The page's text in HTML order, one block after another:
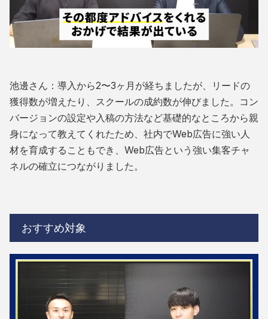
池邊さん：導入から2〜3ヶ月が経ちましたが、リードの
獲得数が増えたり、スクールの成約数が伸びました。コン
バージョンの設定や入稿の方法など基礎的なところから親
身になって教えてくれたため、社内でWeb広告に強い人
材を育成することもでき、Web広告という強い集客チャ
ネルの確立につながりました。
おすすめ対象